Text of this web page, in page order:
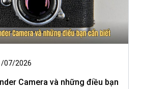
07/2026
Camera và những điều bạn